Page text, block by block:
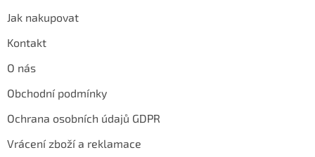
Jak nakupovat
Kontakt
O nás
Obchodní podmínky
Ochrana osobních údajů GDPR
Vrácení zboží a reklamace